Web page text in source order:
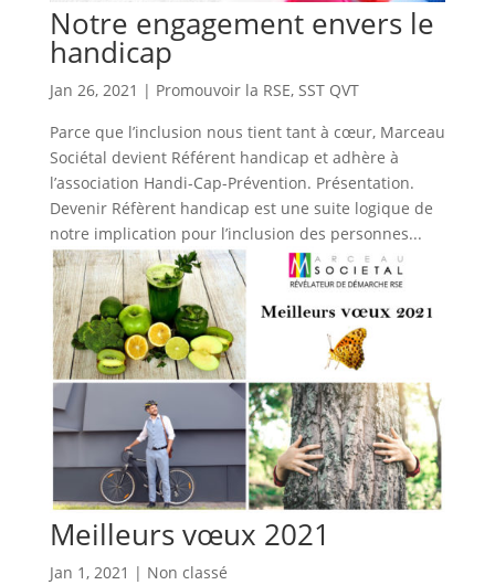
Notre engagement envers le
handicap
Jan 26, 2021 | Promouvoir la RSE, SST QVT
Parce que l’inclusion nous tient tant à cœur, Marceau
Sociétal devient Référent handicap et adhère à
l’association Handi-Cap-Prévention. Présentation.
Devenir Réfèrent handicap est une suite logique de
notre implication pour l’inclusion des personnes...
Meilleurs vœux 2021
Jan 1, 2021 | Non classé